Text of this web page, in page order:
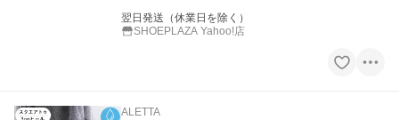
翌日発送（休業日を除く）
SHOEPLAZA Yahoo!店
ALETTA